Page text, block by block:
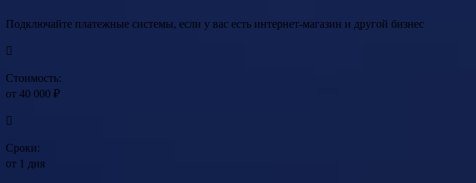
Подключайте платежные системы, если у вас есть интернет-магазин и другой бизнес
Стоимость:
от 40 000 ₽
Сроки:
от 1 дня